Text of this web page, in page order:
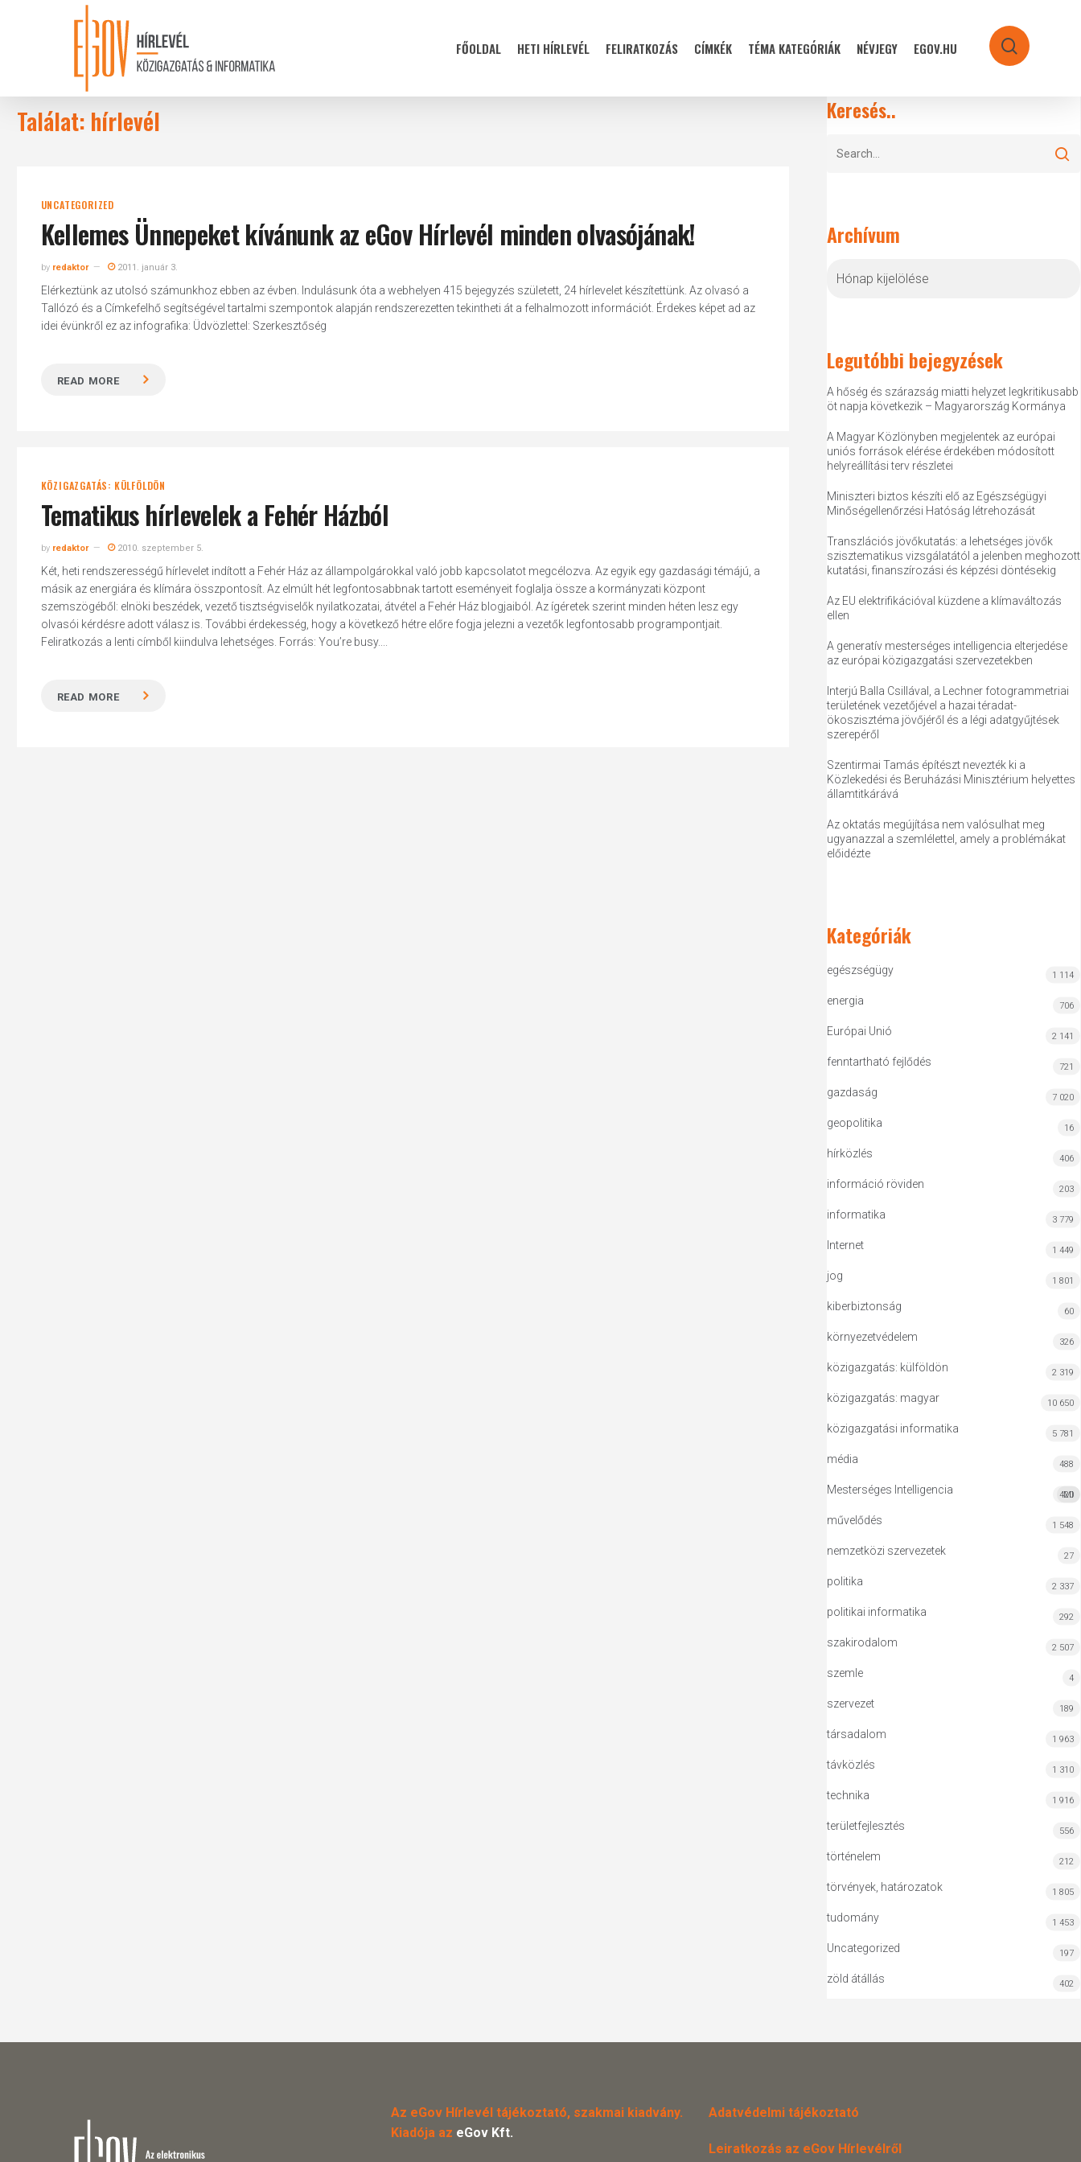
FŐOLDAL HETI HÍRLEVÉL FELIRATKOZÁS CÍMKÉK TÉMA KATEGÓRIÁK NÉVJEGY EGOV.HU search
Találat: hírlevél
UNCATEGORIZED
Kellemes Ünnepeket kívánunk az eGov Hírlevél minden olvasójának!
by redaktor 2011. január 3.
Elérkeztünk az utolsó számunkhoz ebben az évben. Indulásunk óta a webhelyen 415 bejegyzés született, 24 hírlevelet készítettünk. Az olvasó a
Tallózó és a Címkefelhő segítségével tartalmi szempontok alapján rendszerezetten tekintheti át a felhalmozott információt. Érdekes képet ad az
idei évünkről ez az infografika: Üdvözlettel: Szerkesztőség
READ MORE
KÖZIGAZGATÁS: KÜLFÖLDÖN
Tematikus hírlevelek a Fehér Házból
by redaktor 2010. szeptember 5.
Két, heti rendszerességű hírlevelet indított a Fehér Ház az állampolgárokkal való jobb kapcsolatot megcélozva. Az egyik egy gazdasági témájú, a
másik az energiára és klímára összpontosít. Az elmúlt hét legfontosabbnak tartott eseményeit foglalja össze a kormányzati központ
szemszögéből: elnöki beszédek, vezető tisztségviselők nyilatkozatai, átvétel a Fehér Ház blogjaiból. Az ígéretek szerint minden héten lesz egy
olvasói kérdésre adott válasz is. További érdekesség, hogy a következő hétre előre fogja jelezni a vezetők legfontosabb programpontjait.
Feliratkozás a lenti címből kiindulva lehetséges. Forrás: You’re busy....
READ MORE
Keresés..
Archívum
Legutóbbi bejegyzések
A hőség és szárazság miatti helyzet legkritikusabb
öt napja következik – Magyarország Kormánya
A Magyar Közlönyben megjelentek az európai
uniós források elérése érdekében módosított
helyreállítási terv részletei
Miniszteri biztos készíti elő az Egészségügyi
Minőségellenőrzési Hatóság létrehozását
Transzlációs jövőkutatás: a lehetséges jövők
szisztematikus vizsgálatától a jelenben meghozott
kutatási, finanszírozási és képzési döntésekig
Az EU elektrifikációval küzdene a klímaváltozás
ellen
A generatív mesterséges intelligencia elterjedése
az európai közigazgatási szervezetekben
Interjú Balla Csillával, a Lechner fotogrammetriai
területének vezetőjével a hazai téradat-
ökoszisztéma jövőjéről és a légi adatgyűjtések
szerepéről
Szentirmai Tamás építészt nevezték ki a
Közlekedési és Beruházási Minisztérium helyettes
államtitkárává
Az oktatás megújítása nem valósulhat meg
ugyanazzal a szemlélettel, amely a problémákat
előidézte
Kategóriák
egészségügy 1 114
energia 706
Európai Unió 2 141
fenntartható fejlődés 721
gazdaság 7 020
geopolitika 16
hírközlés 406
információ röviden 203
informatika 3 779
Internet 1 449
jog 1 801
kiberbiztonság 60
környezetvédelem 326
közigazgatás: külföldön 2 319
közigazgatás: magyar 10 650
közigazgatási informatika 5 781
média 488
Mesterséges Intelligencia MI
420
művelődés 1 548
nemzetközi szervezetek 27
politika 2 337
politikai informatika 292
szakirodalom 2 507
szemle 4
szervezet 189
társadalom 1 963
távközlés 1 310
technika 1 916
területfejlesztés 556
történelem 212
törvények, határozatok 1 805
tudomány 1 453
Uncategorized 197
zöld átállás 402
Az eGov Hírlevél tájékoztató, szakmai kiadvány.
Kiadója az eGov Kft.
Adatvédelmi tájékoztató
Leiratkozás az eGov Hírlevélről